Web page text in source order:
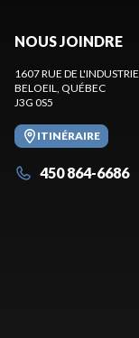
NOUS JOINDRE
1607 RUE DE L'INDUSTRIE
BELOEIL, QUÉBEC
J3G 0S5
ITINÉRAIRE
450 864-6686